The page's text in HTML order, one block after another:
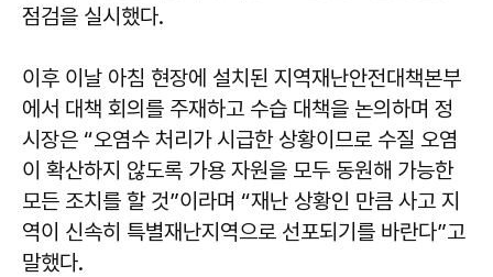
점검을 실시했다.
이후 이날 아침 현장에 설치된 지역재난안전대책본부
에서 대책 회의를 주재하고 수습 대책을 논의하며 정
시장은 “오염수 처리가 시급한 상황이므로 수질 오염
이 확산하지 않도록 가용 자원을 모두 동원해 가능한
모든 조치를 할 것”이라며 “재난 상황인 만큼 사고 지
역이 신속히 특별재난지역으로 선포되기를 바란다”고
말했다.